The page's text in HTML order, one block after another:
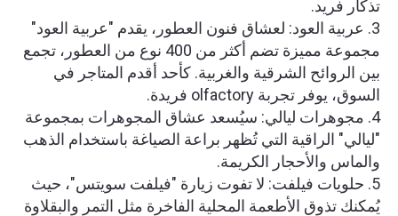
تذكار فريد.
3. عربية العود: لعشاق فنون العطور، يقدم "عربية العود"
مجموعة مميزة تضم أكثر من 400 نوع من العطور، تجمع
بين الروائح الشرقية والغربية. كأحد أقدم المتاجر في
السوق، يوفر تجربة olfactory فريدة.
4. مجوهرات ليالي: سيُسعد عشاق المجوهرات بمجموعة
"ليالي" الراقية التي تُظهر براعة الصياغة باستخدام الذهب
والماس والأحجار الكريمة.
5. حلويات فيلفت: لا تفوت زيارة "فيلفت سويتس"، حيث
يُمكنك تذوق الأطعمة المحلية الفاخرة مثل التمر والبقلاوة